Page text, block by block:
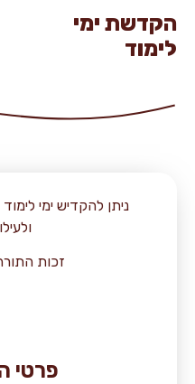
הקדשת ימי
לימוד
ניתן להקדיש ימי
זכות
פרטי